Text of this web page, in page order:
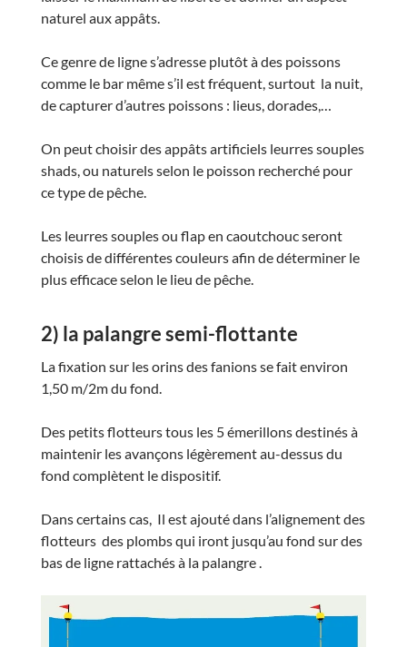
naturel aux appâts.
Ce genre de ligne s’adresse plutôt à des poissons
comme le bar même s’il est fréquent, surtout la nuit,
de capturer d’autres poissons : lieus, dorades,…
On peut choisir des appâts artificiels leurres souples
shads, ou naturels selon le poisson recherché pour
ce type de pêche.
Les leurres souples ou flap en caoutchouc seront
choisis de différentes couleurs afin de déterminer le
plus efficace selon le lieu de pêche.
2) la palangre semi-flottante
La fixation sur les orins des fanions se fait environ
1,50 m/2m du fond.
Des petits flotteurs tous les 5 émerillons destinés à
maintenir les avançons légèrement au-dessus du
fond complètent le dispositif.
Dans certains cas, Il est ajouté dans l’alignement des
flotteurs des plombs qui iront jusqu’au fond sur des
bas de ligne rattachés à la palangre .